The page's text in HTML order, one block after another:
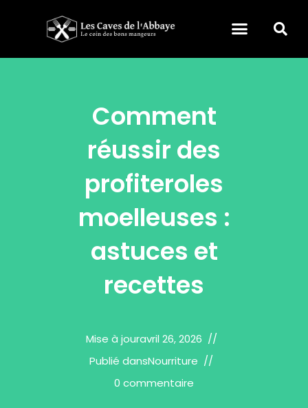
Comment
réussir des
profiteroles
moelleuses :
astuces et
recettes
Mise à jouravril 26, 2026
Publié dansNourriture
0 commentaire